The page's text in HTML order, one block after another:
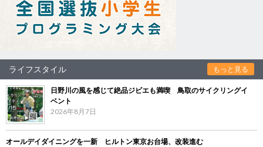
ライフスタイル もっと見る
日野川の風を感じて絶品ジビエも満喫 鳥取のサイクリングイ
ベント
2026年8月7日
オールデイダイニングを一新 ヒルトン東京お台場、改装進む